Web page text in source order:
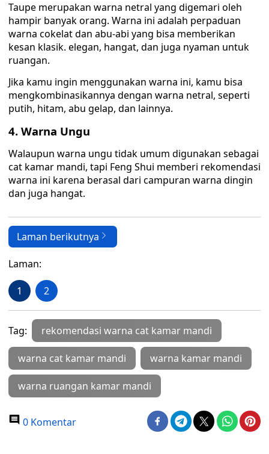
Taupe merupakan warna netral yang digemari oleh
hampir banyak orang. Warna ini adalah perpaduan
warna cokelat dan abu-abi yang bisa memberikan
kesan klasik. elegan, hangat, dan juga nyaman untuk
ruangan.
Jika kamu ingin menggunakan warna ini, kamu bisa
mengkombinasikannya dengan warna netral, seperti
putih, hitam, abu gelap, dan lainnya.
4. Warna Ungu
Walaupun warna ungu tidak umum digunakan sebagai
cat kamar mandi, tapi Feng Shui memberi rekomendasi
warna ini karena berasal dari campuran warna dingin
dan juga hangat.
Laman berikutnya
Laman:
1 2
Tag: rekomendasi warna cat kamar mandi
warna cat kamar mandi warna kamar mandi
warna ruangan kamar mandi
0 Komentar